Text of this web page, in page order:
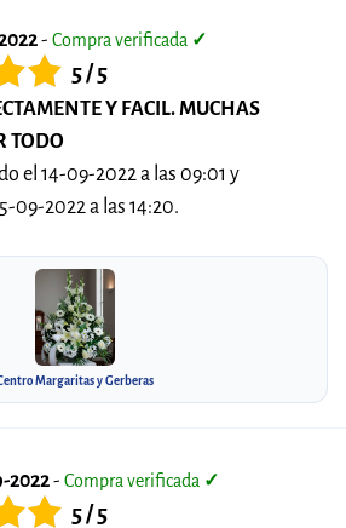
- Compra verificada ✓
5 / 5
Y FACIL. MUCHAS
TODO
el 14-09-2022 a las 09:01 y
09-2022 a las 14:20.
Margaritas y Gerberas
2022- Compra verificada ✓
5 / 5